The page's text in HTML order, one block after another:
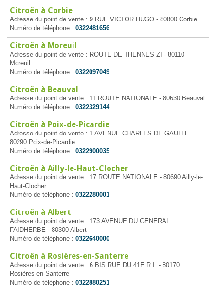
Citroën à Corbie
Adresse du point de vente : 9 RUE VICTOR HUGO - 80800 Corbie
Numéro de téléphone : 0322481656
Citroën à Moreuil
Adresse du point de vente : ROUTE DE THENNES ZI - 80110
Moreuil
Numéro de téléphone : 0322097049
Citroën à Beauval
Adresse du point de vente : 11 ROUTE NATIONALE - 80630 Beauval
Numéro de téléphone : 0322329144
Citroën à Poix-de-Picardie
Adresse du point de vente : 1 AVENUE CHARLES DE GAULLE -
80290 Poix-de-Picardie
Numéro de téléphone : 0322900035
Citroën à Ailly-le-Haut-Clocher
Adresse du point de vente : 17 ROUTE NATIONALE - 80690 Ailly-le-
Haut-Clocher
Numéro de téléphone : 0322280001
Citroën à Albert
Adresse du point de vente : 173 AVENUE DU GENERAL
FAIDHERBE - 80300 Albert
Numéro de téléphone : 0322640000
Citroën à Rosières-en-Santerre
Adresse du point de vente : 6 BIS RUE DU 41E R.I. - 80170
Rosières-en-Santerre
Numéro de téléphone : 0322880251